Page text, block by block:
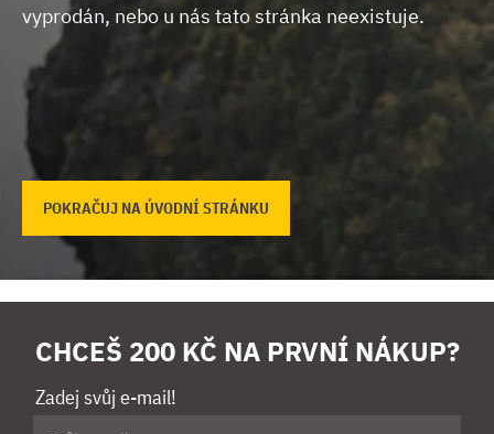
vyprodán, nebo u nás tato stránka neexistuje.
POKRAČUJ NA ÚVODNÍ STRÁNKU
CHCEŠ 200 KČ NA PRVNÍ NÁKUP?
Zadej svůj e-mail!